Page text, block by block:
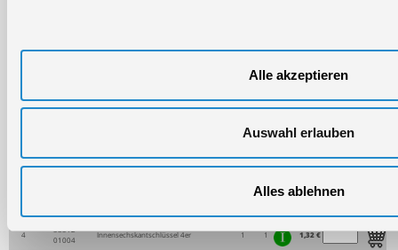
Alle akzeptieren
Auswahl erlauben
Alles ablehnen
Pos. Bild Ersatzteilnr.Bezeichnung
Verbaute
RBStatus
Preis
inkl.
Menge
58512-
4
58512-
01004
Innensechskantschlüssel 4er 1 1 1,32 €